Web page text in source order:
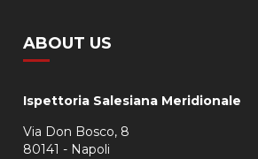
ABOUT US
Ispettoria Salesiana Meridionale
Via Don Bosco, 8
80141 - Napoli